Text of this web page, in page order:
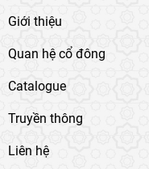
Giới thiệu
Quan hệ cổ đông
Catalogue
Truyền thông
Liên hệ